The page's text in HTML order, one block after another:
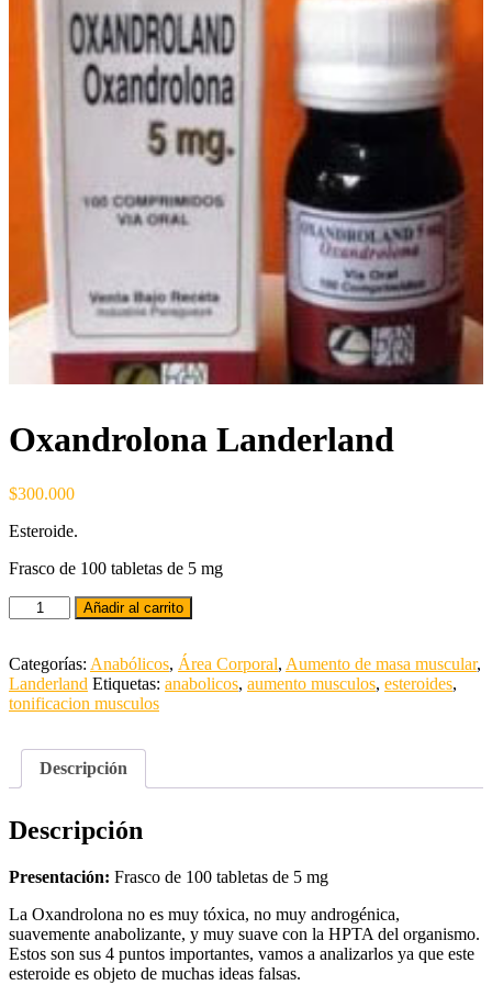
Oxandrolona Landerland
$300.000
Esteroide.
Frasco de 100 tabletas de 5 mg
Añadir al carrito
Categorías: Anabólicos, Área Corporal, Aumento de masa muscular,
Landerland Etiquetas: anabolicos, aumento musculos, esteroides,
tonificacion musculos
Descripción
Descripción
Presentación: Frasco de 100 tabletas de 5 mg
La Oxandrolona no es muy tóxica, no muy androgénica,
suavemente anabolizante, y muy suave con la HPTA del organismo.
Estos son sus 4 puntos importantes, vamos a analizarlos ya que este
esteroide es objeto de muchas ideas falsas.